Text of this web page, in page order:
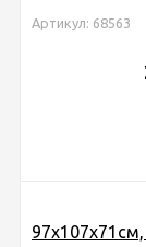
Артикул: 68563